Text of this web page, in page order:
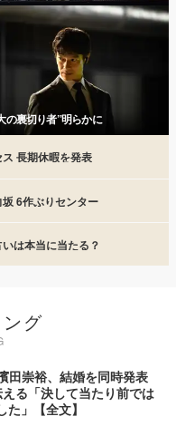
の裏切り者”明らかに
ス 長期休暇を発表
坂 6作ぶりセンター
は本当に当たる？
グ
田崇裕、結婚を同時発表
る「決して当たり前では
」【全文】